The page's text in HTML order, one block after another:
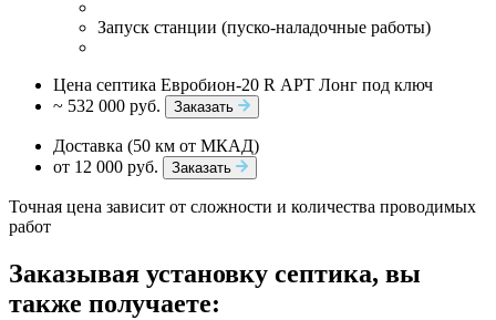
Запуск станции (пуско-наладочные работы)
Цена септика Евробион-20 R АРТ Лонг под ключ
~ 532 000 руб.
Заказать
Доставка (50 км от МКАД)
от 12 000 руб.
Заказать
Точная цена зависит от сложности и количества проводимых
работ
Заказывая установку септика, вы
также получаете: